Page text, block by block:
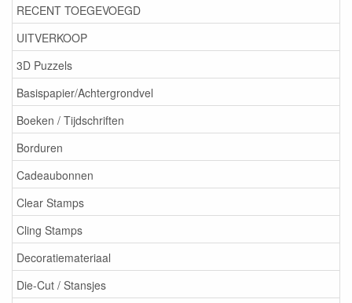
RECENT TOEGEVOEGD
UITVERKOOP
3D Puzzels
Basispapier/Achtergrondvel
Boeken / Tijdschriften
Borduren
Cadeaubonnen
Clear Stamps
Cling Stamps
Decoratiemateriaal
Die-Cut / Stansjes